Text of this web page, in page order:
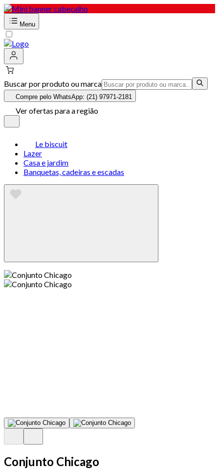
Menu
Buscar por produto ou marca
Compre pelo WhatsApp: (21) 97971-2181
Ver ofertas para a região
Le biscuit
Lazer
Casa e jardim
Banquetas, cadeiras e escadas
Conjunto Chicago